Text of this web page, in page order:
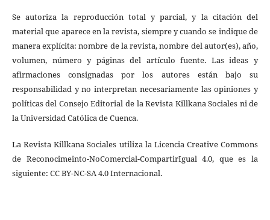
Se autoriza la reproducción total y parcial, y la citación del
material que aparece en la revista, siempre y cuando se indique de
manera explícita: nombre de la revista, nombre del autor(es), año,
volumen, número y páginas del artículo fuente. Las ideas y
afirmaciones consignadas por los autores están bajo su
responsabilidad y no interpretan necesariamente las opiniones y
políticas del Consejo Editorial de la Revista Killkana Sociales ni de
la Universidad Católica de Cuenca.
La Revista Killkana Sociales utiliza la Licencia Creative Commons
de Reconocimeinto-NoComercial-CompartirIgual 4.0, que es la
siguiente: CC BY-NC-SA 4.0 Internacional.